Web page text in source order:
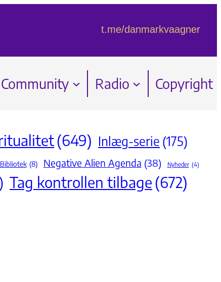
t.me/danmarkvaagner
Community Radio Copyright
(649) Inlæg-serie (175)
(8) Negative Alien Agenda (38) Nyheder (4)
Tag kontrollen tilbage(672)